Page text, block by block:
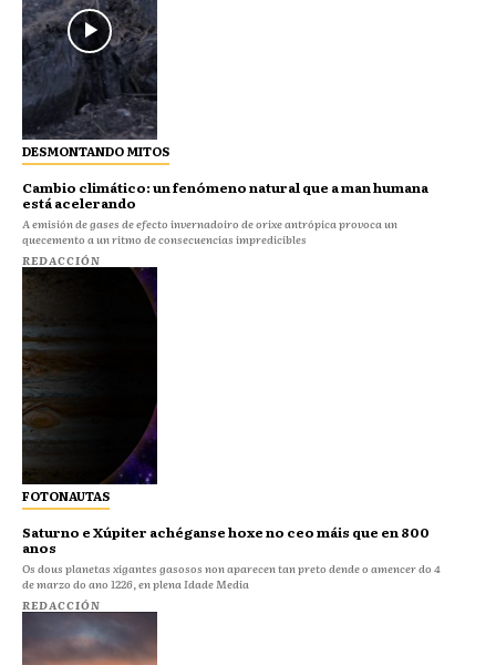
DESMONTANDO MITOS
Cambio climático: un fenómeno natural que a man humana
está acelerando
A emisión de gases de efecto invernadoiro de orixe antrópica provoca un
quecemento a un ritmo de consecuencias impredicibles
REDACCIÓN
FOTONAUTAS
Saturno e Xúpiter achéganse hoxe no ceo máis que en 800
anos
Os dous planetas xigantes gasosos non aparecen tan preto dende o amencer do 4
de marzo do ano 1226, en plena Idade Media
REDACCIÓN